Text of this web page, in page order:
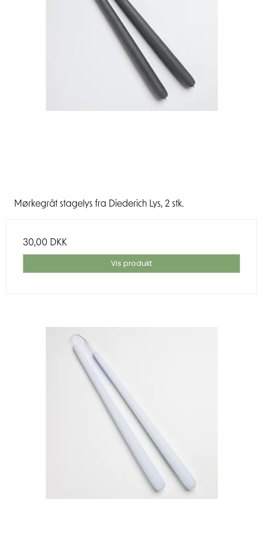
Mørkegråt stagelys fra Diederich Lys, 2 stk.
30,00 DKK
Vis produkt